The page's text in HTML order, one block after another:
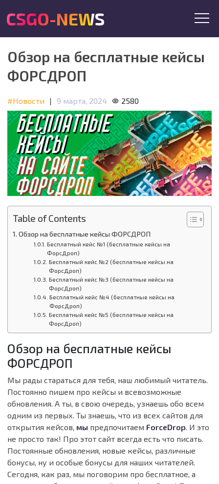
CSGO-NEWS
Обзор на бесплатные кейсы
ФОРСДРОП
#Новости | 9 марта, 2024 2580
Table of Contents
Обзор на бесплатные кейсы ФОРСДРОП
Бесплатный кейс №1 (бесплатные кейсы на
ФорсДроп)
Бесплатный кейс №2 (бесплатные кейсы на
ФорсДроп)
Бесплатный кейс №3 (бесплатные кейсы на
ФорсДроп)
Бесплатный кейс №4 (бесплатные кейсы на
ФорсДроп)
Бесплатный кейс №5 (бесплатные кейсы на
ФорсДроп)
Обзор на бесплатные кейсы
ФОРСДРОП
Мы рады стараться для тебя, наш любимый читатель.
Постоянно пишем про кейсы и всевозможные
обновления. А ты, в свою очередь, узнаешь обо всем
одним из первых. Ты знаешь, что из всех сайтов для
открытия кейсов, мы предпочитаем ForceDrop. И это
не просто так! Про этот сайт всегда есть что писать.
Постоянные обновления, новые кейсы, различные
бонусы, ну и особые бонусы для наших читателей.
Сегодня, как раз, мы поговорим про бесплатное, а